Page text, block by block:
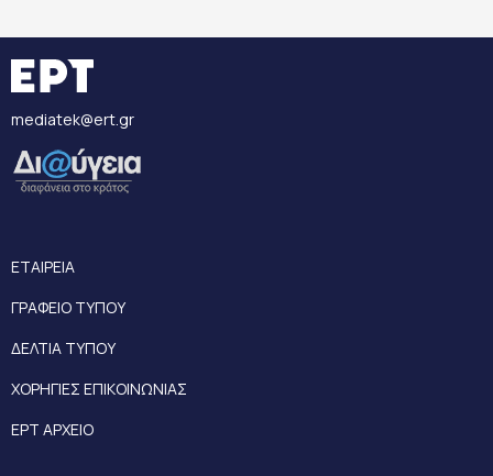
mediatek@ert.gr
ΕΤΑΙΡΕΙΑ
ΓΡΑΦΕΙΟ ΤΥΠΟΥ
ΔΕΛΤΙΑ ΤΥΠΟΥ
ΧΟΡΗΓΙΕΣ ΕΠΙΚΟΙΝΩΝΙΑΣ
ΕΡΤ ΑΡΧΕΙΟ